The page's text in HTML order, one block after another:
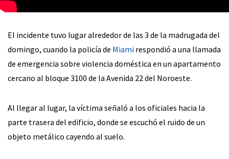
El incidente tuvo lugar alrededor de las 3 de la madrugada del
domingo, cuando la policía de Miami respondió a una llamada
de emergencia sobre violencia doméstica en un apartamento
cercano al bloque 3100 de la Avenida 22 del Noroeste.
Al llegar al lugar, la víctima señaló a los oficiales hacia la
parte trasera del edificio, donde se escuchó el ruido de un
objeto metálico cayendo al suelo.